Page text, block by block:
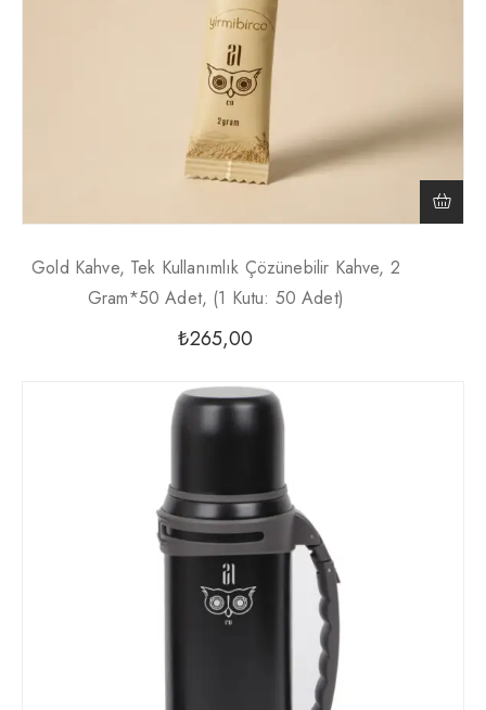
Gold Kahve, Tek Kullanımlık Çözünebilir Kahve, 2
Gram*50 Adet, (1 Kutu: 50 Adet)
₺265,00